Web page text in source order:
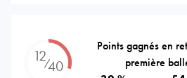
12⁄40
Points gagnés en
première